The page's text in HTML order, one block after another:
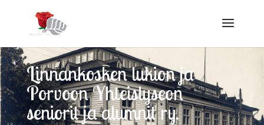
Linnankosken lukion ja
Porvoon Yhteislyseon
seniorit ja alumnit ry.